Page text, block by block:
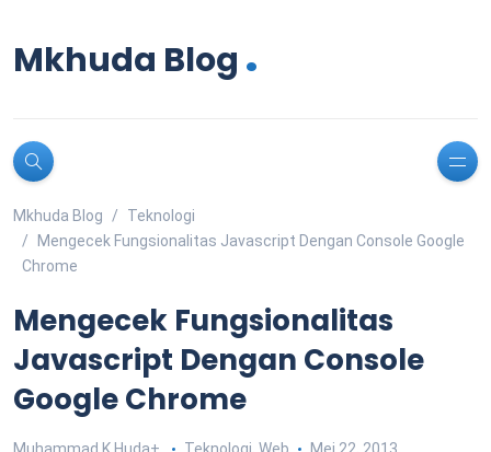
Mkhuda Blog .
Mkhuda Blog
Teknologi
Mengecek Fungsionalitas Javascript Dengan Console Google
Chrome
Mengecek Fungsionalitas
Javascript Dengan Console
Google Chrome